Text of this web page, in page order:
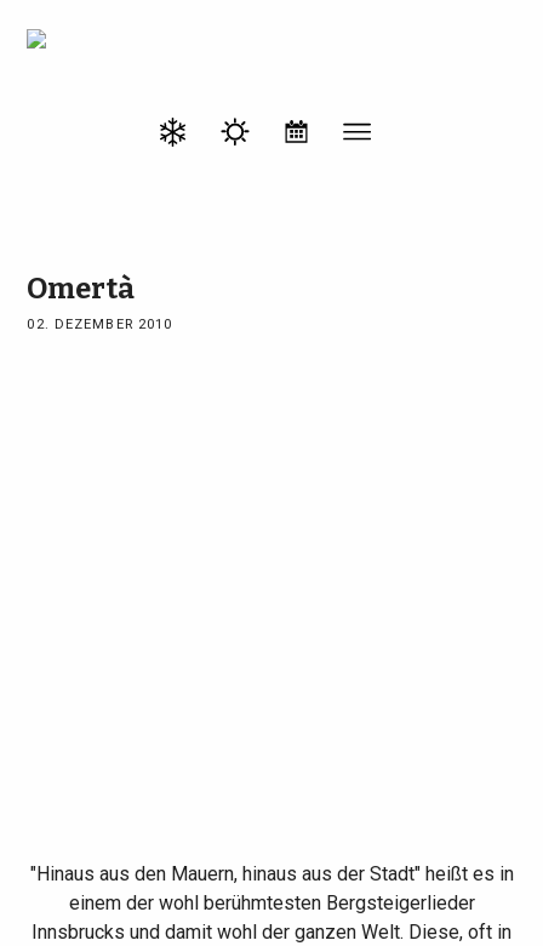
Omertà
02. DEZEMBER 2010
"Hinaus aus den Mauern, hinaus aus der Stadt" heißt es in
einem der wohl berühmtesten Bergsteigerlieder
Innsbrucks und damit wohl der ganzen Welt. Diese, oft in